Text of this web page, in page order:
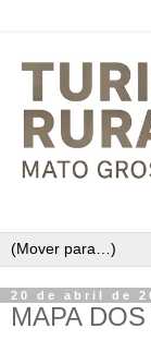
20 de abril de
MAPA